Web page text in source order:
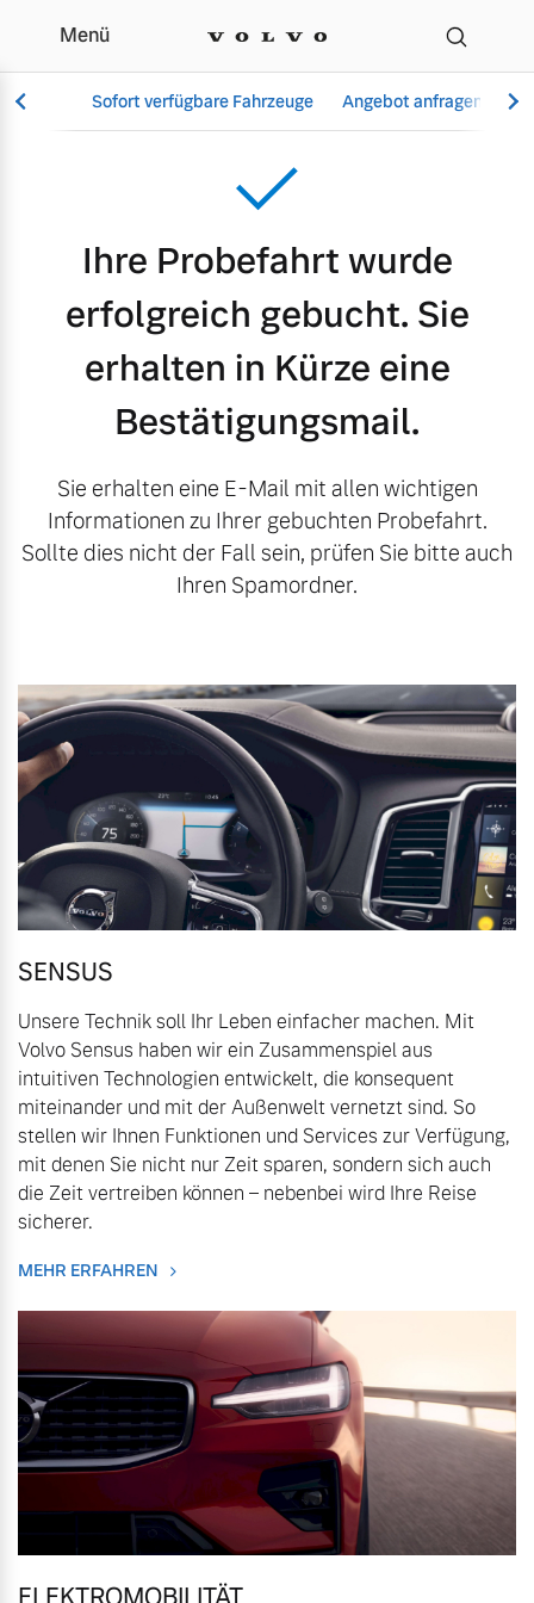
Danke Probefahrt 2
Menü
Sofort verfügbare Fahrzeuge Angebot anfragen
Vollelektrisch
6 Modelle
Plug-in Hybrid
Geschäftskunden
Editionsmodelle
Konnektivität
Angebot anfragen
Fahrzeug konfigurieren
Sofort verfügbare Fahrzeuge
Volvo Selekt
Gebrauchtwagen
Die Neuwagenalternative
Mehr erfahren
Editionsmodelle
Jetzt kennenlernen
Aktuelle Angebote
Geschäftskunden
Volvo Gebrauchtwagenbörse
Aktuelle Zubehörangebote
Zubehörkatalog
Aktuelle Serviceangebote
Service by Volvo
Sie erhalten bei uns eine
Vielzahl von Original
Volvo Winter- und
Sommer Kompletträder.
Bitte sprechen Sie uns
direkt an.
Frühjahrscheck
Entdecken Sie unsere
saisonalen Angebote.
Mehr erfahren
Finanzierung & Leasing
Über uns
Unser Team
Kontakt und Anfahrt
Ihre Probefahrt wurde
erfolgreich gebucht. Sie
erhalten in Kürze eine
Bestätigungsmail.
Sie erhalten eine E-Mail mit allen wichtigen
Informationen zu Ihrer gebuchten Probefahrt.
Sollte dies nicht der Fall sein, prüfen Sie bitte auch
Ihren Spamordner.
SENSUS
Unsere Technik soll Ihr Leben einfacher machen. Mit
Volvo Sensus haben wir ein Zusammenspiel aus
intuitiven Technologien entwickelt, die konsequent
miteinander und mit der Außenwelt vernetzt sind. So
stellen wir Ihnen Funktionen und Services zur Verfügung,
mit denen Sie nicht nur Zeit sparen, sondern sich auch
die Zeit vertreiben können – nebenbei wird Ihre Reise
sicherer.
MEHR ERFAHREN